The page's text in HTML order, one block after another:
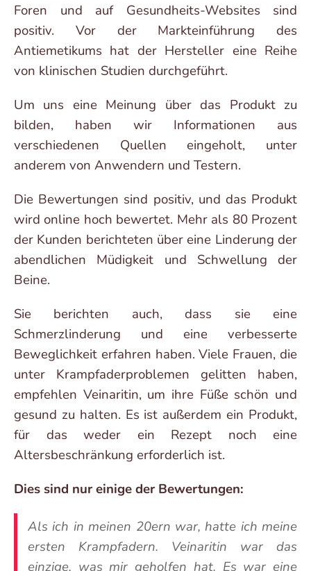
Foren und auf Gesundheits-Websites sind
positiv. Vor der Markteinführung des
Antiemetikums hat der Hersteller eine Reihe
von klinischen Studien durchgeführt.
Um uns eine Meinung über das Produkt zu
bilden, haben wir Informationen aus
verschiedenen Quellen eingeholt, unter
anderem von Anwendern und Testern.
Die Bewertungen sind positiv, und das Produkt
wird online hoch bewertet. Mehr als 80 Prozent
der Kunden berichteten über eine Linderung der
abendlichen Müdigkeit und Schwellung der
Beine.
Sie berichten auch, dass sie eine
Schmerzlinderung und eine verbesserte
Beweglichkeit erfahren haben. Viele Frauen, die
unter Krampfaderproblemen gelitten haben,
empfehlen Veinaritin, um ihre Füße schön und
gesund zu halten. Es ist außerdem ein Produkt,
für das weder ein Rezept noch eine
Altersbeschränkung erforderlich ist.
Dies sind nur einige der Bewertungen:
Als ich in meinen 20ern war, hatte ich meine
ersten Krampfadern. Veinaritin war das
einzige, was mir geholfen hat. Es war eine